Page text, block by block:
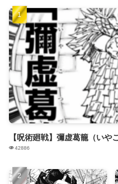
【呪術廻戦】彌虚葛籠（いや
42886